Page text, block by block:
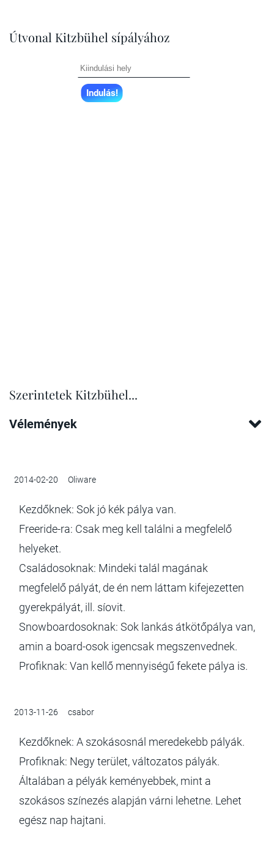
Útvonal Kitzbühel sípályához
Indulás!
Szerintetek Kitzbühel...
Vélemények
2014-02-20 Oliware
Kezdőknek: Sok jó kék pálya van.
Freeride-ra: Csak meg kell találni a megfelelő
helyeket.
Családosoknak: Mindeki talál magának
megfelelő pályát, de én nem láttam kifejezetten
gyerekpályát, ill. síovit.
Snowboardosoknak: Sok lankás átkötőpálya van,
amin a board-osok igencsak megszenvednek.
Profiknak: Van kellő mennyiségű fekete pálya is.
2013-11-26 csabor
Kezdőknek: A szokásosnál meredekebb pályák.
Profiknak: Negy terület, változatos pályák.
Általában a pélyák keményebbek, mint a
szokásos színezés alapján várni lehetne. Lehet
egész nap hajtani.